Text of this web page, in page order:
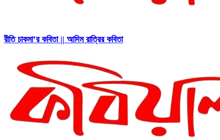
রীতি চাকমা’র কবিতা || আদিম রাত্রির কবিতা